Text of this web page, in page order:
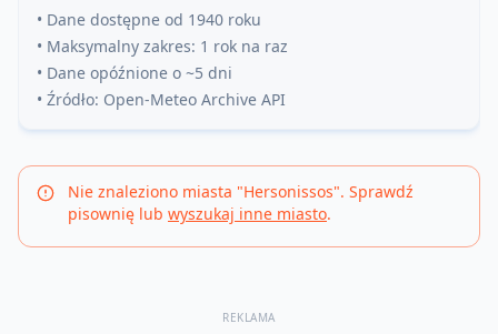
• Dane dostępne od 1940 roku
• Maksymalny zakres: 1 rok na raz
• Dane opóźnione o ~5 dni
• Źródło: Open-Meteo Archive API
Nie znaleziono miasta "Hersonissos". Sprawdź
pisownię lub wyszukaj inne miasto.
REKLAMA